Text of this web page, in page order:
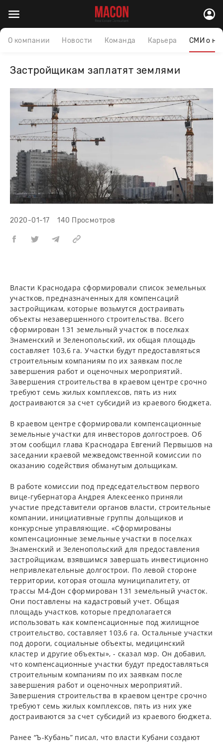
О компании Новости Команда Карьера СМИ о
Застройщикам заплатят землями
2020-01-17 140 Просмотров
Власти Краснодара сформировали список земельных
участков, предназначенных для компенсаций
застройщикам, которые возьмутся достраивать
объекты незавершенного строительства. Всего
сформирован 131 земельный участок в поселках
Знаменский и Зеленопольский, их общая площадь
составляет 103,6 га. Участки будут предоставляться
строительным компаниям по их заявкам после
завершения работ и оценочных мероприятий.
Завершения строительства в краевом центре срочно
требуют семь жилых комплексов, пять из них
достраиваются за счет субсидий из краевого бюджета.
В краевом центре сформировали компенсационные
земельные участки для инвесторов долгостроев. Об
этом сообщил глава Краснодара Евгений Первышов на
заседании краевой межведомственной комиссии по
оказанию содействия обманутым дольщикам.
В работе комиссии под председательством первого
вице-губернатора Андрея Алексеенко приняли
участие представители органов власти, строительные
компании, инициативные группы дольщиков и
конкурсные управляющие. «Сформированы
компенсационные земельные участки в поселках
Знаменский и Зеленопольский для предоставления
застройщикам, взявшимся завершать инвестиционно
непривлекательные долгострои. По левой стороне
территории, которая отошла муниципалитету, от
трассы М4-Дон сформирован 131 земельный участок.
Они поставлены на кадастровый учет. Общая
площадь участков, которые предполагается
использовать как компенсационные под жилищное
строительство, составляет 103,6 га. Остальные участки
под дороги, социальные объекты, медицинский
кластер и другие объекты», - сказал мэр. Он добавил,
что компенсационные участки будут предоставляться
строительным компаниям по их заявкам после
завершения работ и оценочных мероприятий.
Завершения строительства в краевом центре срочно
требуют семь жилых комплексов, пять из них уже
достраиваются за счет субсидий из краевого бюджета.
Ранее “Ъ-Кубань” писал, что власти Кубани создают